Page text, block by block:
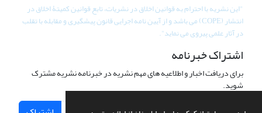
"این نشریه با احترام به قوانین اخلاق در نشریات، تابع قوانین کمیتۀ اخلاق در
انتشار (COPE) می باشد و از آیین نامه اجرایی قانون پیشگیری و مقابله با تقلب
در آثار علمی پیروی می نماید".
اشتراک خبرنامه
برای دریافت اخبار و اطلاعیه های مهم نشریه در خبرنامه نشریه مشترک
شوید.